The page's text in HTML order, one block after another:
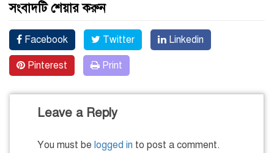
সংবাদটি শেয়ার করুন
Facebook Twitter Linkedin
Pinterest Print
Leave a Reply
You must be logged in to post a comment.